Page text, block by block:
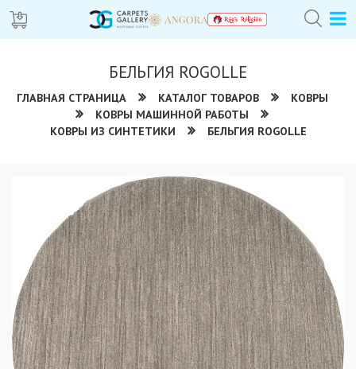
БЕЛЬГИЯ ROGOLLE
ГЛАВНАЯ СТРАНИЦА КАТАЛОГ ТОВАРОВ
КОВРЫ
КОВРЫ МАШИННОЙ РАБОТЫ
КОВРЫ ИЗ СИНТЕТИКИ
БЕЛЬГИЯ ROGOLLE